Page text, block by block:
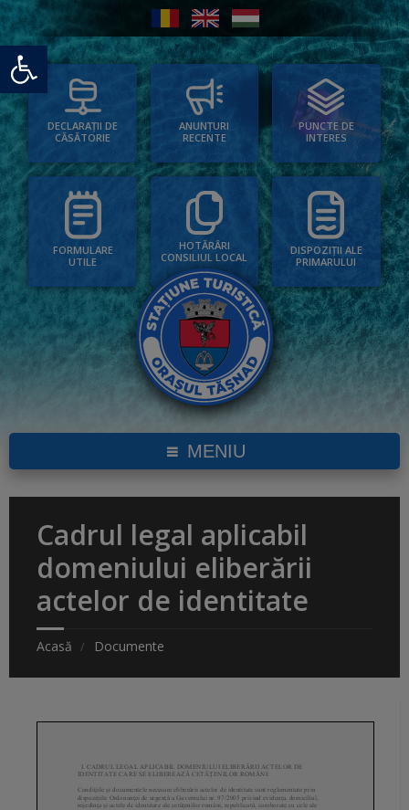
Deschide bara de unelte
DECLARAȚII DE
CĂSĂTORIE
ANUNȚURI
RECENTE
PUNCTE DE
INTERES
FORMULARE
UTILE
HOTĂRÂRI
CONSILIUL LOCAL
DISPOZIȚII ALE
PRIMARULUI
MENIU
Cadrul legal aplicabil
domeniului eliberării
actelor de identitate
Acasă Documente